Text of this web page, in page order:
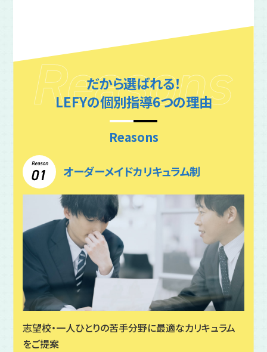
電話（045-620-9150）でのご相談も承っていま
料となります。また、LEFYでは月初入塾のほか
に、月半ばからの入塾が可能です。月半ば入塾の
はコース、学年によって異なりますので、お問い合
わせください。
だから選ばれる！
LEFYの個別指導6つの理由
Reasons
オーダーメイドカリキュラム制
志望校・一人ひとりの苦手分野に最適なカリキュラム
をご提案